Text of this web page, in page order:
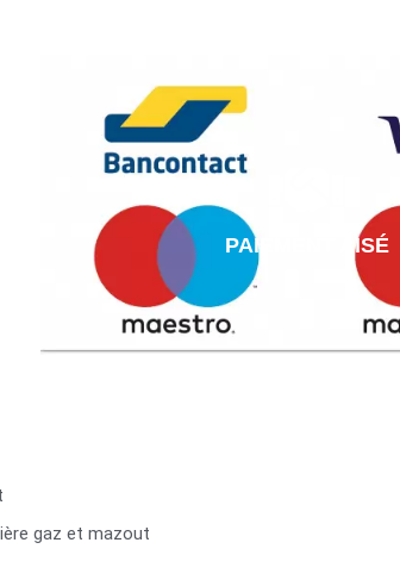
PAIEMENT AISÉ
gaz et mazout